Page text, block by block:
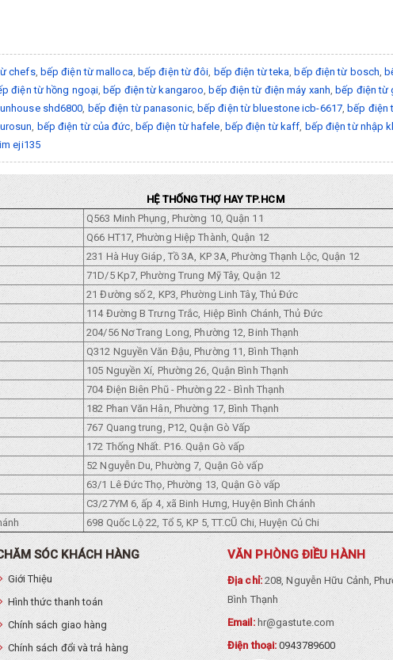
chefs, bếp điện từ malloca bếp điện từ đôi bếp điện từ teka ,bếp điện từ bosch ,
điện từ hồng ngoại ,bếp điện từ kangaroo ,bếp điện từ điện máy xanh ,bếp điện từ
shd6800 bếp điện từ panasonic, bếp điện từ bluestone icb-6617,bếp điện
bếp điện từ của đức bếp điện từ hafele bếp điện từ kaff bếp điện từ nhập
eji135
HỆ THỐNG THỢ HAY TP.HCM
Q563 Minh Phụng, Phường 10, Quận 11
Q66 HT17, Phường Hiệp Thành, Quận 12
231 Hà Huy Giáp, Tồ 3A, KP 3A, Phường Thạnh Lộc, Quận 12
71D/5 Kp7, Phường Trung Mỹ Tây, Quận 12
21 Đường số 2, KP3, Phường Linh Tây, Thủ Đức
114 Đường B Trưng Trắc, Hiệp Bình Chánh, Thủ Đức
204/56 Nơ Trang Long, Phường 12, Binh Thạnh
Q312 Nguyền Văn Đậu, Phường 11, Bình Thạnh
105 Nguyền Xí, Phường 26, Quận Bình Thạnh
704 Điện Biên Phũ - Phường 22 - Bình Thạnh
182 Phan Văn Hân, Phường 17, Bình Thạnh
767 Quang trung, P12, Quận Gò Vấp
172 Thống Nhất. P16. Quận Gò vấp
52 Nguyễn Du, Phường 7, Quận Gò vấp
63/1 Lê Đức Thọ, Phường 13, Quận Gò vấp
C3/27YM 6, ấp 4, xã Binh Hưng, Huyện Bình Chánh
698 Quốc Lộ 22, Tổ 5, KP 5, TT.CŨ Chi, Huyện Củ Chi
SÓC KHÁCH HÀNG
Giới Thiệu
Hình thức thanh toán
Chính sách giao hàng
Chính sách đổi và trả hàng
VĂN PHÒNG ĐIỀU HÀNH
Địa chỉ:208, Nguyễn Hữu Cảnh,
Bình Thạnh
Email: hr@gastute.com
Điện thoại:0943789600